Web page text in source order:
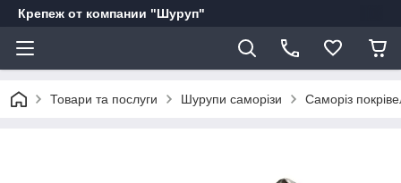
Крепеж от компании "Шуруп"
Товари та послуги Шурупи саморізи Саморіз